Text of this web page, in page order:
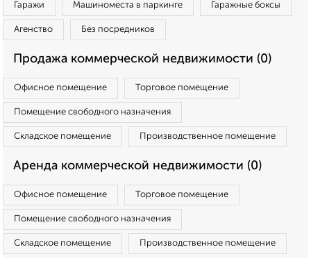
Гаражи Машиноместа в паркинге Гаражные боксы
Агенство Без посредников
Продажа коммерческой недвижимости (0)
Офисное помещение Торговое помещение
Помещение свободного назначения
Складское помещение Производственное помещение
Аренда коммерческой недвижимости (0)
Офисное помещение Торговое помещение
Помещение свободного назначения
Складское помещение Производственное помещение